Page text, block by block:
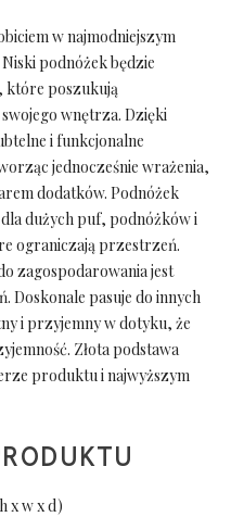
w najmodniejszym
podnóżek będzie
które poszukują
wnętrza. Dzięki
i funkcjonalne
jednocześnie wrażenia,
dodatków. Podnóżek
dużych puf, podnóżków i
ograniczają przestrzeń.
zagospodarowania jest
Doskonale pasuje do innych
i przyjemny w dotyku, że
Złota podstawa
produktu i najwyższym
x w x d)